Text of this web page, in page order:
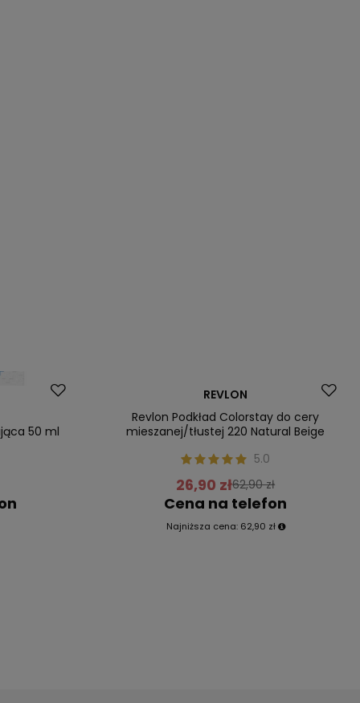
50 ml
REVLON
Revlon Podkład Colorstay do cery
mieszanej/tłustej 220 Natural Beige
5.0
26,90 zł62,90 zł
Cena na telefon
Najniższa cena: 62,90 zł